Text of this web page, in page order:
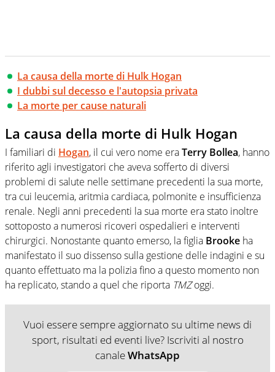
La causa della morte di Hulk Hogan
I dubbi sul decesso e l'autopsia privata
La morte per cause naturali
La causa della morte di Hulk Hogan
I familiari di Hogan, il cui vero nome eraTerry Bollea, hanno
riferito agli investigatori che aveva sofferto di diversi
problemi di salute nelle settimane precedenti la sua morte,
tra cui leucemia, aritmia cardiaca, polmonite e insufficienza
renale. Negli anni precedenti la sua morte era stato inoltre
sottoposto a numerosi ricoveri ospedalieri e interventi
chirurgici. Nonostante quanto emerso, la figlia Brooke ha
manifestato il suo dissenso sulla gestione delle indagini e su
quanto effettuato ma la polizia fino a questo momento non
ha replicato, stando a quel che riporta TMZoggi.
Vuoi essere sempre aggiornato su ultime news di
sport, risultati ed eventi live? Iscriviti al nostro
canaleWhatsApp